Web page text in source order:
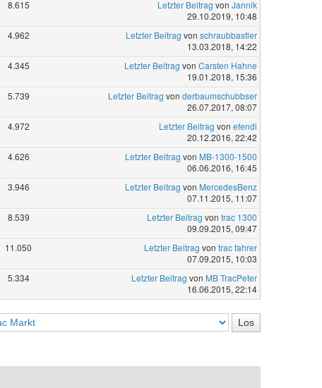
8.615 Letzter Beitrag von Jannik
29.10.2019, 10:48
4.962 Letzter Beitrag von schraubbastler
13.03.2018, 14:22
4.345 Letzter Beitrag von Carsten Hahne
19.01.2018, 15:36
5.739 Letzter Beitrag von derbaumschubbser
26.07.2017, 08:07
4.972 Letzter Beitrag von efendi
20.12.2016, 22:42
4.626 Letzter Beitrag von MB-1300-1500
06.06.2016, 16:45
3.946 Letzter Beitrag von MercedesBenz
07.11.2015, 11:07
8.539 Letzter Beitrag von trac 1300
09.09.2015, 09:47
11.050 Letzter Beitrag von trac fahrer
07.09.2015, 10:03
5.334 Letzter Beitrag von MB TracPeter
16.06.2015, 22:14